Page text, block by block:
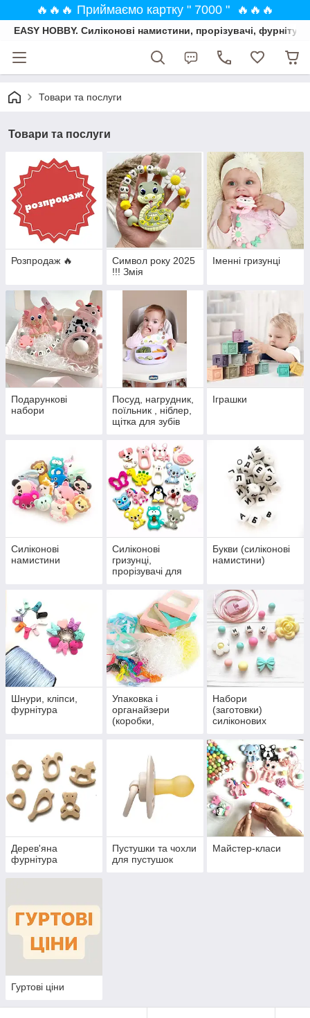
🔥🔥🔥 Приймаємо картку " 7000 " 🔥🔥🔥
EASY HOBBY. Силіконові намистини, прорізувачі,
Товари та послуги
Товари та послуги
Розпродаж 🔥
Символ року 2025
!!! Змія
Іменні гризунці
Подарункові
набори
Посуд, нагрудник,
поїльник , ніблер,
щітка для зубів
Іграшки
Силіконові
намистини
Силіконові
гризунці,
прорізувачі для
Букви (силіконові
намистини)
Шнури, кліпси,
фурнітура
Упаковка і
органайзери
(коробки,
Набори
(заготовки)
силіконових
Дерев'яна
фурнітура
Пустушки та чохли
для пустушок
Майстер-класи
Гуртові ціни